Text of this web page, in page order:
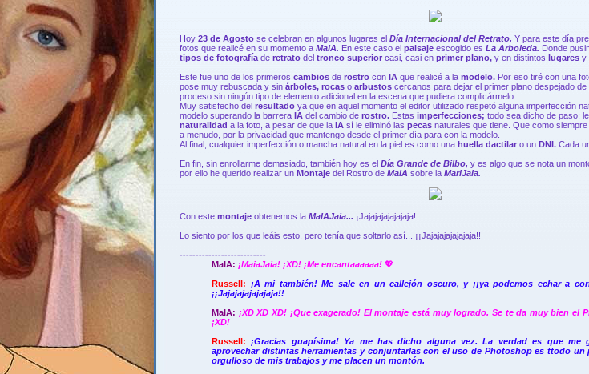
Hoy 23 de Agosto se celebran en algunos lugares el Día Internacional del Retrato. Y para este día
fotos que realicé en su momento a MaIA. En este caso el paisaje escogido es La Arboleda. Donde
tipos de fotografíade retrato del tronco superior casi, casi en primer plano, y en distintos lugares y
Este fue uno de los primeros cambios de rostro con IA que realicé a la modelo. Por eso tiré con una
pose muy rebuscada y sin árboles, rocas o arbustos cercanos para dejar el primer plano despejado
proceso sin ningún tipo de elemento adicional en la escena que pudiera complicármelo..
Muy satisfecho del resultado ya que en aquel momento el editor utilizado respetó alguna imperfección
modelo superando la barrera IA del cambio de rostro. Estas imperfecciones; todo sea dicho de paso;
naturalidad a la foto, a pesar de que la IA sí le eliminó las pecas naturales que tiene. Que como
a menudo, por la privacidad que mantengo desde el primer día para con la modelo.
Al final, cualquier imperfección o mancha natural en la piel es como una huella dactilar o un DNI. Cada
En fin, sin enrollarme demasiado, también hoy es el Día Grande de Bilbo, y es algo que se nota un
por ello he querido realizar un Montaje del Rostro de MaIA sobre la MariJaia.
Con este montaje obtenemos la MaIAJaia... ¡Jajajajajajajaja!
Lo siento por los que leáis esto, pero tenía que soltarlo así... ¡¡Jajajajajajajaja!!
---------------------------
MaIA: ¡MaiaJaia! ¡XD! ¡Me encantaaaaaa! 💖
Russell: ¡A mi también! Me sale en un callejón oscuro, y ¡¡ya podemos echar a
¡¡Jajajajajajajaja!!
MaIA: ¡XD XD XD! ¡Que exagerado! El montaje está muy logrado. Se te da muy bien el
¡XD!
Russell: ¡Gracias guapísima! Ya me has dicho alguna vez. La verdad es que
aprovechar distintas herramientas y conjuntarlas con el uso de Photoshop es ttodo un
orgulloso de mis trabajos y me placen un montón.